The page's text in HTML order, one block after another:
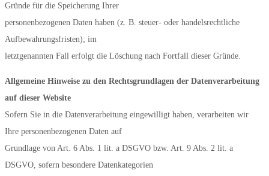
Gründe für die Speicherung Ihrer
personenbezogenen Daten haben (z. B. steuer- oder handelsrechtliche
Aufbewahrungsfristen); im
letztgenannten Fall erfolgt die Löschung nach Fortfall dieser Gründe.
Allgemeine Hinweise zu den Rechtsgrundlagen der Datenverarbeitung
auf dieser Website
Sofern Sie in die Datenverarbeitung eingewilligt haben, verarbeiten wir
Ihre personenbezogenen Daten auf
Grundlage von Art. 6 Abs. 1 lit. a DSGVO bzw. Art. 9 Abs. 2 lit. a
DSGVO, sofern besondere Datenkategorien